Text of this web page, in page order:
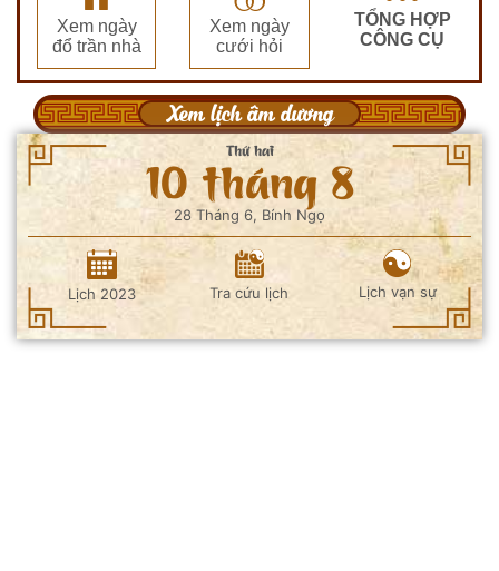
Xem ngày
đổ trần nhà
Xem ngày
cưới hỏi
TỔNG HỢP
CÔNG CỤ
Xem lịch âm dương
Thứ hai
10 tháng 8
28 Tháng 6, Bính Ngọ
Lịch 2023 Tra cứu lịch Lịch vạn sự